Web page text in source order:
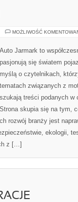
MOŻLIWOŚĆ
Auto Jarmark to
pasjonują się światem
myślą o czytelnikach,
tematach związanych z
szukają treści podanych
Strona skupia się na tym,
rozwój branży jest
ekologii,
z […]